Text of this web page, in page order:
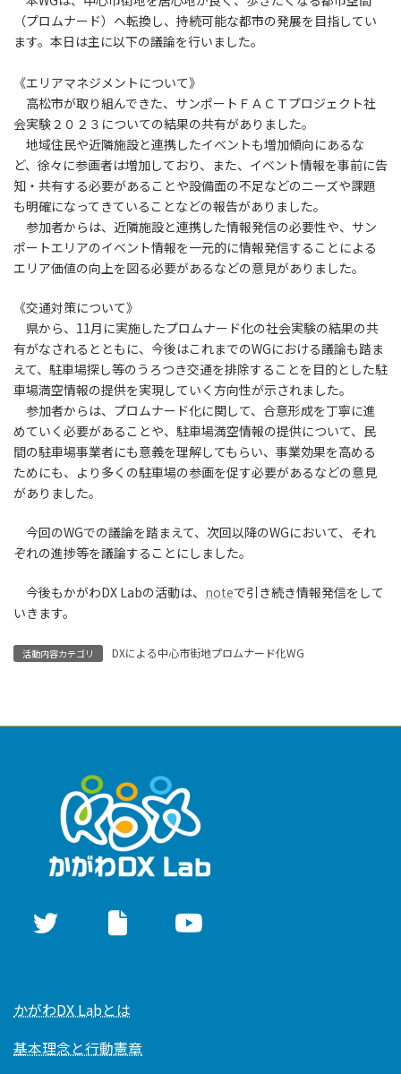
（プロムナード）へ転換し、持続可能な都市の発展を目指してい
ます。本日は主に以下の議論を行いました。
《エリアマネジメントについて》
高松市が取り組んできた、サンポートＦＡＣＴプロジェクト社
会実験２０２３についての結果の共有がありました。
地域住民や近隣施設と連携したイベントも増加傾向にあるな
ど、徐々に参画者は増加しており、また、イベント情報を事前に告
知・共有する必要があることや設備面の不足などのニーズや課題
も明確になってきていることなどの報告がありました。
参加者からは、近隣施設と連携した情報発信の必要性や、サン
ポートエリアのイベント情報を一元的に情報発信することによる
エリア価値の向上を図る必要があるなどの意見がありました。
《交通対策について》
県から、11月に実施したプロムナード化の社会実験の結果の共
有がなされるとともに、今後はこれまでのWGにおける議論も踏ま
えて、駐車場探し等のうろつき交通を排除することを目的とした駐
車場満空情報の提供を実現していく方向性が示されました。
参加者からは、プロムナード化に関して、合意形成を丁寧に進
めていく必要があることや、駐車場満空情報の提供について、民
間の駐車場事業者にも意義を理解してもらい、事業効果を高める
ためにも、より多くの駐車場の参画を促す必要があるなどの意見
がありました。
今回のWGでの議論を踏まえて、次回以降のWGにおいて、それ
ぞれの進捗等を議論することにしました。
今後もかがわDX Labの活動は、 noteで引き続き情報発信をして
いきます。
活動内容カテゴリ DXによる中心市街地プロムナード化WG
かがわDX Labとは
基本理念と行動憲章